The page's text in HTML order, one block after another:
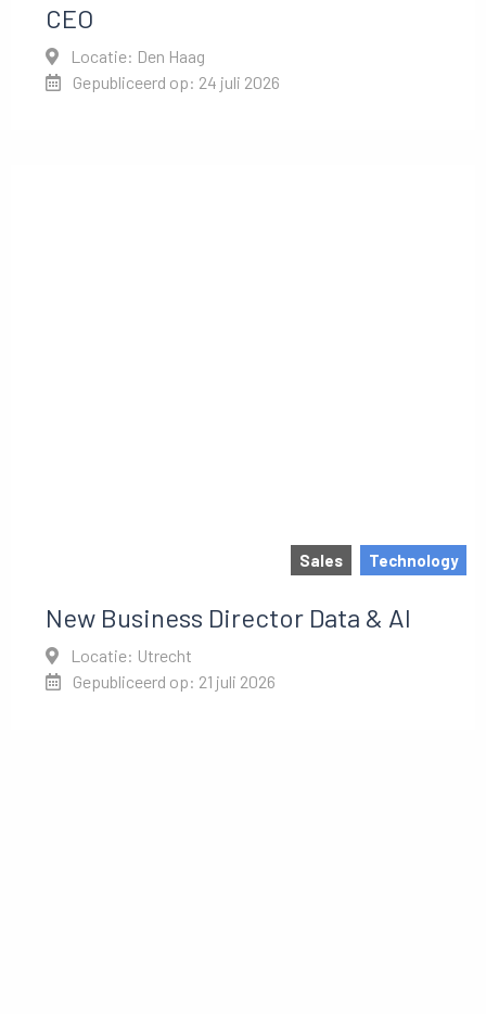
CEO
Locatie: Den Haag
Gepubliceerd op: 24 juli 2026
Sales Technology
New Business Director Data & AI
Locatie: Utrecht
Gepubliceerd op: 21 juli 2026